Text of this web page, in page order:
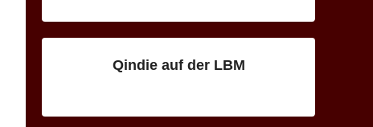
Qindie auf der LBM